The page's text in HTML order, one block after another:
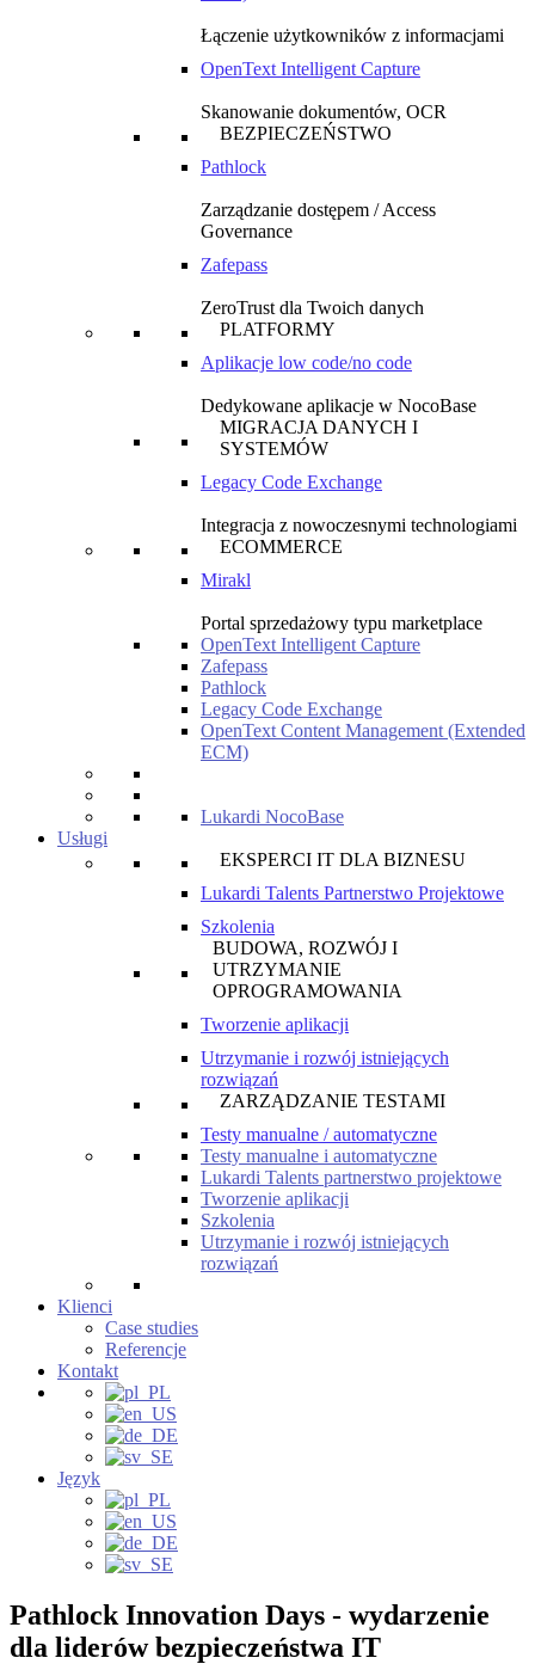
Łączenie użytkowników z informacjami
OpenText Intelligent Capture
Skanowanie dokumentów, OCR
BEZPIECZEŃSTWO
Pathlock
Zarządzanie dostępem / Access
Governance
Zafepass
ZeroTrust dla Twoich danych
PLATFORMY
Aplikacje low code/no code
Dedykowane aplikacje w NocoBase
MIGRACJA DANYCH I
SYSTEMÓW
Legacy Code Exchange
Integracja z nowoczesnymi technologiami
ECOMMERCE
Mirakl
Portal sprzedażowy typu marketplace
OpenText Intelligent Capture
Zafepass
Pathlock
Legacy Code Exchange
OpenText Content Management (Extended
ECM)
Lukardi NocoBase
Usługi
EKSPERCI IT DLA BIZNESU
Lukardi Talents Partnerstwo Projektowe
Szkolenia
BUDOWA, ROZWÓJ I
UTRZYMANIE
OPROGRAMOWANIA
Tworzenie aplikacji
Utrzymanie i rozwój istniejących
rozwiązań
ZARZĄDZANIE TESTAMI
Testy manualne / automatyczne
Testy manualne i automatyczne
Lukardi Talents partnerstwo projektowe
Tworzenie aplikacji
Szkolenia
Utrzymanie i rozwój istniejących
rozwiązań
Klienci
Case studies
Referencje
Kontakt
Język
Pathlock Innovation Days - wydarzenie
dla liderów bezpieczeństwa IT